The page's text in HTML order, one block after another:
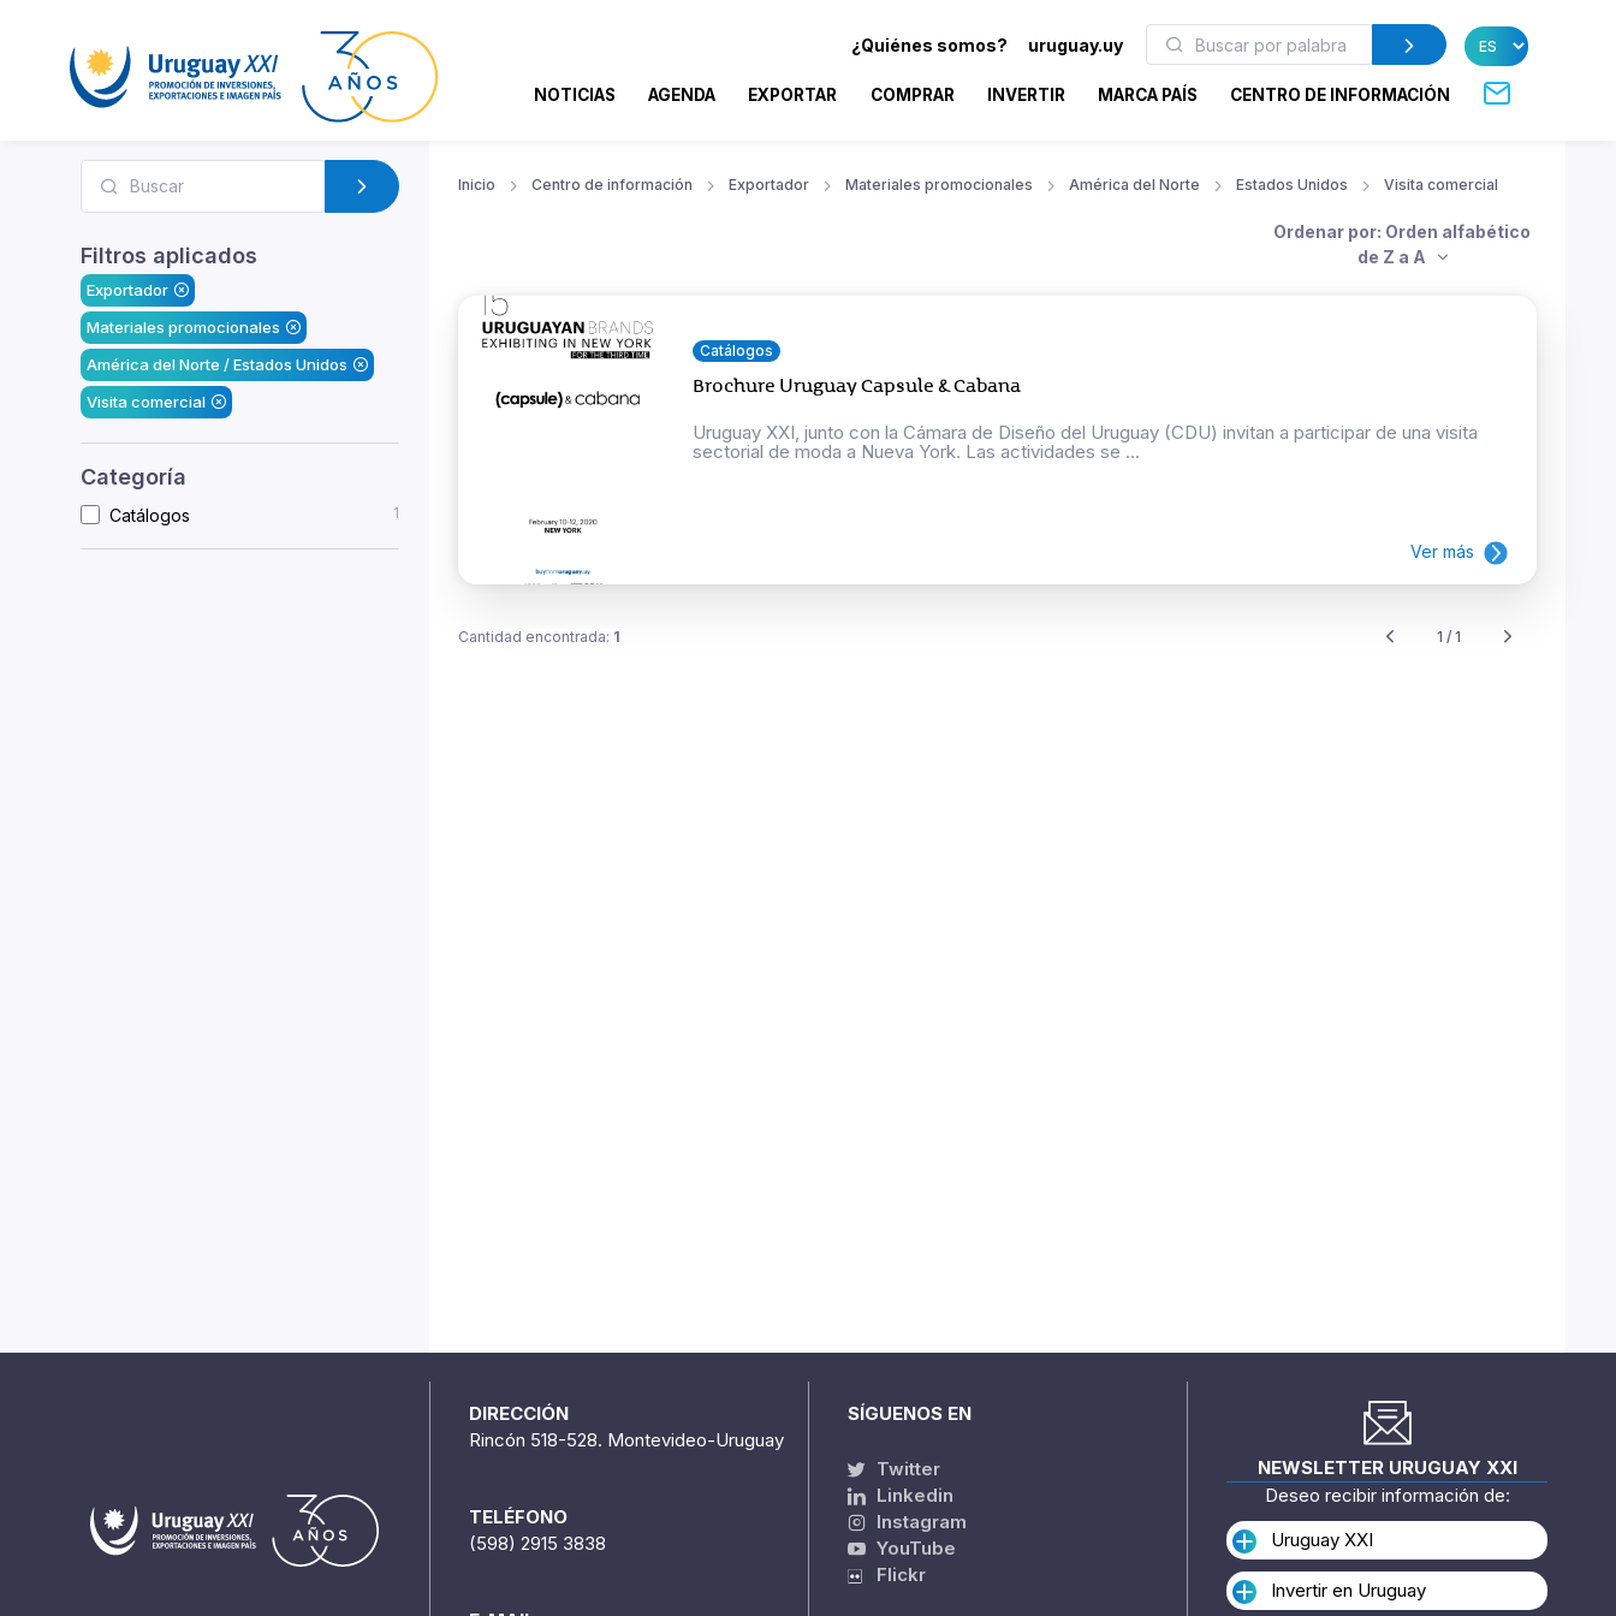
¿Quiénes somos? uruguay.uy
NOTICIAS AGENDA EXPORTAR COMPRAR INVERTIR MARCA PAÍS CENTRO DE INFORMACIÓN
Filtros aplicados
Exportador
Materiales promocionales
América del Norte / Estados Unidos
Visita comercial
Categoría
Catálogos 1
Inicio Centro de información Exportador Materiales promocionales América del Norte Estados Unidos Visita comercial
Ordenar por: Orden alfabético
de Z a A
Catálogos
Brochure Uruguay Capsule & Cabana
Uruguay XXI, junto con la Cámara de Diseño del Uruguay (CDU) invitan a participar de una visita
sectorial de moda a Nueva York. Las actividades se ...
Ver más
Cantidad encontrada: 1 1 / 1
DIRECCIÓN
Rincón 518-528. Montevideo-Uruguay
TELÉFONO
(598) 2915 3838
SÍGUENOS EN
Twitter
Linkedin
Instagram
YouTube
Flickr
NEWSLETTER URUGUAY XXI
Deseo recibir información de:
Uruguay XXI
Invertir en Uruguay